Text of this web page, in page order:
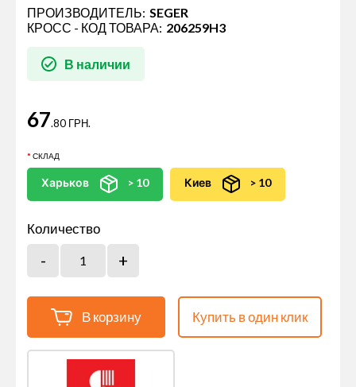
Стяжные ремни и тросы
ПРОИЗВОДИТЕЛЬ: SEGER
КРОСС - КОД ТОВАРА: 206259H3
В наличии
67.80 ГРН.
СКЛАД
Харьков > 10 Киев > 10
Количество
В корзину Купить в один клик